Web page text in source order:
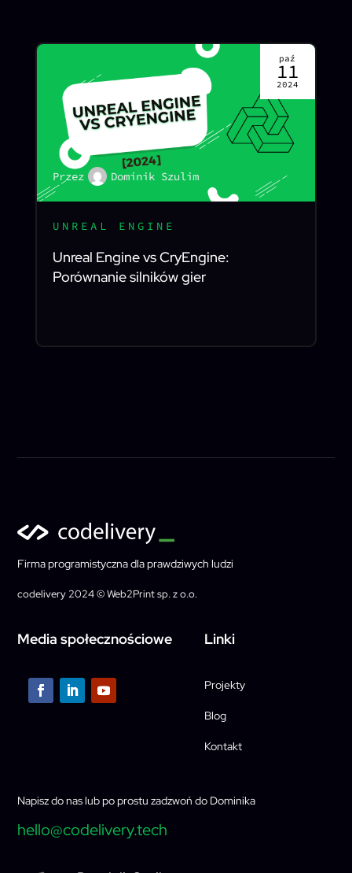
Przez Dominik Szulim
paź
11
2024
UNREAL ENGINE
Unreal Engine vs CryEngine:
Porównanie silników gier
Firma programistyczna dla prawdziwych ludzi
codelivery 2024 © Web2Print sp. z o.o.
Media społecznościowe Linki
Projekty
Blog
Kontakt
Napisz do nas lub po prostu zadzwoń do Dominika
hello@codelivery.tech